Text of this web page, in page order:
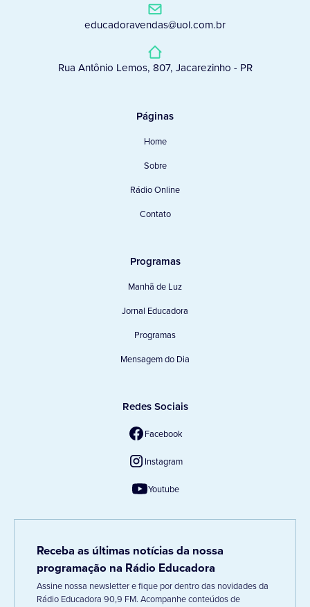
educadoravendas@uol.com.br
Rua Antônio Lemos, 807, Jacarezinho - PR
Páginas
Home
Sobre
Rádio Online
Contato
Programas
Manhã de Luz
Jornal Educadora
Programas
Mensagem do Dia
Redes Sociais
Facebook
Instagram
Youtube
Receba as últimas notícias da nossa
programação na Rádio Educadora
Assine nossa newsletter e fique por dentro das novidades da
Rádio Educadora 90,9 FM. Acompanhe conteúdos de